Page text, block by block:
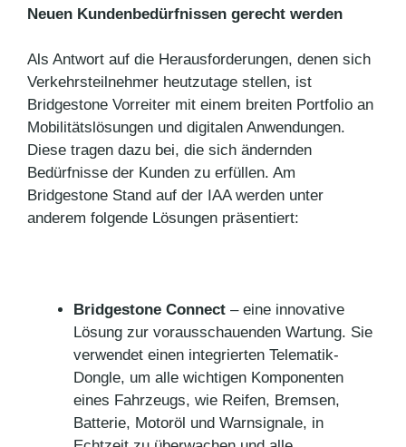
Neuen Kundenbedürfnissen gerecht werden
Als Antwort auf die Herausforderungen, denen sich
Verkehrsteilnehmer heutzutage stellen, ist
Bridgestone Vorreiter mit einem breiten Portfolio an
Mobilitätslösungen und digitalen Anwendungen.
Diese tragen dazu bei, die sich ändernden
Bedürfnisse der Kunden zu erfüllen. Am
Bridgestone Stand auf der IAA werden unter
anderem folgende Lösungen präsentiert:
Bridgestone Connect – eine innovative
Lösung zur vorausschauenden Wartung. Sie
verwendet einen integrierten Telematik-
Dongle, um alle wichtigen Komponenten
eines Fahrzeugs, wie Reifen, Bremsen,
Batterie, Motoröl und Warnsignale, in